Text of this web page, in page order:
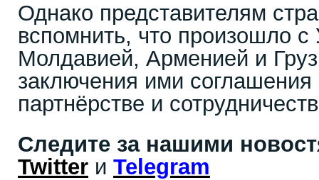
Однако представителям
вспомнить, что произошло с
Молдавией, Арменией и
заключения ими
партнёрстве и
Следите за нашими
Twitter и Telegram